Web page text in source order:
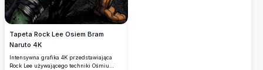
Tapeta Rock Lee Osiem Bram
Naruto 4K
Intensywna grafika 4K przedstawiająca
Rock Lee używającego techniki Ośmiu